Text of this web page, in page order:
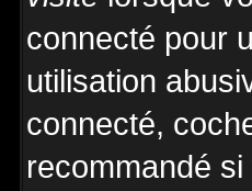
connecté pour
utilisation
connecté,
recommandé